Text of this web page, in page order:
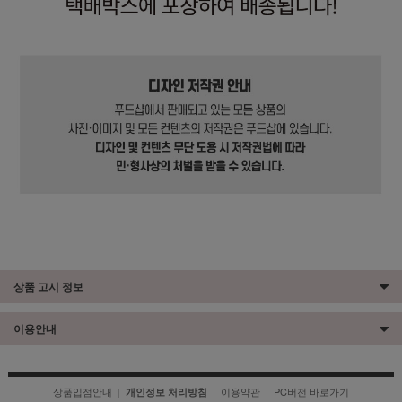
상품 고시 정보
이용안내
상품입점안내 | 개인정보 처리방침 | 이용약관 | PC버전 바로가기